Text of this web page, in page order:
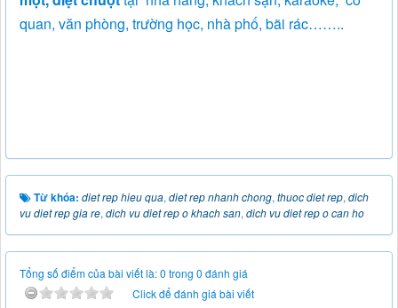
quan, văn phòng, trường học, nhà phố, bãi rác……..
Từ khóa: diet rep hieu qua,diet rep nhanh chong,thuoc diet rep,dich
vu diet rep gia re,dich vu diet rep o khach san,dich vu diet rep o can ho
Tổng số điểm của bài viết là: 0 trong 0 đánh giá
Click để đánh giá bài viết